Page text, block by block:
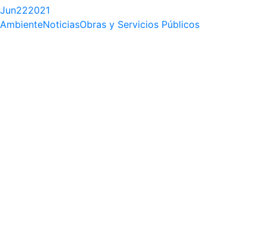
Jun222021
AmbienteNoticiasObras y Servicios Públicos